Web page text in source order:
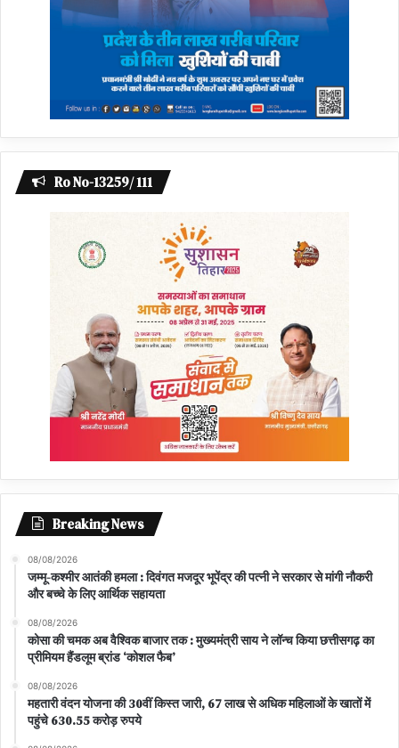
Ro No-13259/ 111
Breaking News
08/08/2026
जम्मू-कश्मीर आतंकी हमला : दिवंगत मजदूर भूपेंद्र की पत्नी ने सरकार से मांगी नौकरी
और बच्चे के लिए आर्थिक सहायता
08/08/2026
कोसा की चमक अब वैश्विक बाजार तक : मुख्यमंत्री साय ने लॉन्च किया छत्तीसगढ़ का
प्रीमियम हैंडलूम ब्रांड ‘कोशल फैब’
08/08/2026
महतारी वंदन योजना की 30वीं किस्त जारी, 67 लाख से अधिक महिलाओं के खातों में
पहुंचे 630.55 करोड़ रुपये